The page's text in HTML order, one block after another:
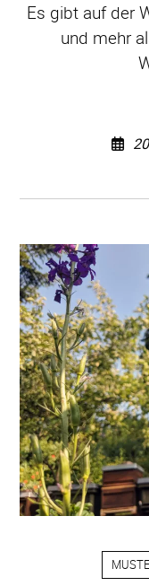
Es gibt auf der
und mehr